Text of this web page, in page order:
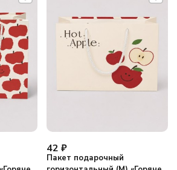
42 ₽
Пакет подарочный